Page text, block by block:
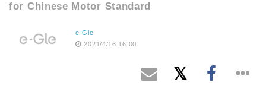
for Chinese Motor Standard
e-Gle
2021/4/16 16:00